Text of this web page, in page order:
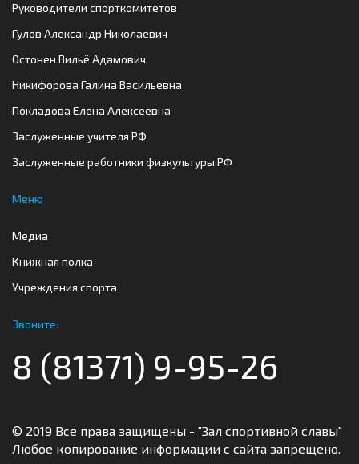
Руководители спорткомитетов
Гулов Александр Николаевич
Остонен Вильё Адамович
Никифорова Галина Васильевна
Покладова Елена Алексеевна
Заслуженные учителя РФ
Заслуженные работники физкультуры РФ
Меню
Медиа
Книжная полка
Учреждения спорта
Звоните:
8 (81371) 9-95-26
© 2019 Все права защищены - "Зал спортивной славы"
Любое копирование информации с сайта запрещено.